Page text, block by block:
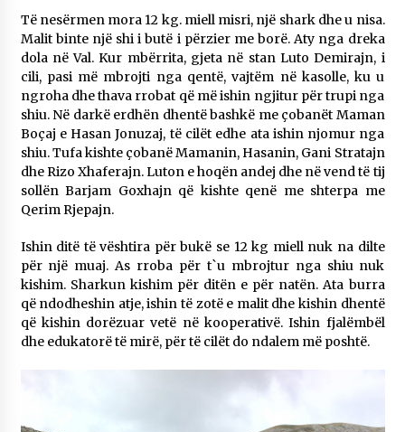
Gazeta Kallarati nr. 114
06/02/2025
Të nesërmen mora 12 kg. miell misri, një shark dhe u nisa.
Malit binte një shi i butë i përzier me borë. Aty nga dreka
dola në Val. Kur mbërrita, gjeta në stan Luto Demirajn, i
cili, pasi më mbrojti nga qentë, vajtëm në kasolle, ku u
ngroha dhe thava rrobat që më ishin ngjitur për trupi nga
shiu. Në darkë erdhën dhentë bashkë me çobanët Maman
Boçaj e Hasan Jonuzaj, të cilët edhe ata ishin njomur nga
shiu. Tufa kishte çobanë Mamanin, Hasanin, Gani Stratajn
dhe Rizo Xhaferajn. Luton e hoqën andej dhe në vend të tij
sollën Barjam Goxhajn që kishte qenë me shterpa me
Qerim Rjepajn.
Ishin ditë të vështira për bukë se 12 kg miell nuk na dilte
për një muaj. As rroba për t`u mbrojtur nga shiu nuk
kishim. Sharkun kishim për ditën e për natën. Ata burra
që ndodheshin atje, ishin të zotë e malit dhe kishin dhentë
që kishin dorëzuar vetë në kooperativë. Ishin fjalëmbël
dhe edukatorë të mirë, për të cilët do ndalem më poshtë.